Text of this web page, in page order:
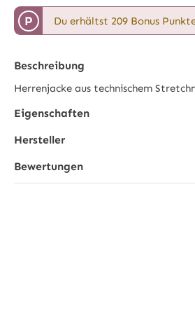
P Du erhältst 209 Bonus
Beschreibung
Herrenjacke aus technischem
Eigenschaften
Hersteller
Bewertungen